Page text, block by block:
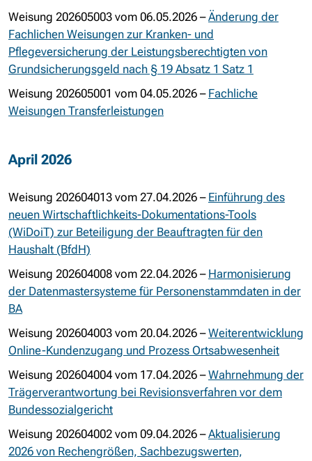
Weisung 202605003 vom 06.05.2026 –Änderung der
Fachlichen Weisungen zur Kranken- und
Pflegeversicherung der Leistungsberechtigten von
Grundsicherungsgeld nach § 19 Absatz 1 Satz 1
Weisung 202605001 vom 04.05.2026 – Fachliche
Weisungen Transferleistungen
April 2026
Weisung 202604013 vom 27.04.2026 – Einführung des
neuen Wirtschaftlichkeits-Dokumentations-Tools
(WiDoiT) zur Beteiligung der Beauftragten für den
Haushalt (BfdH)
Weisung 202604008 vom 22.04.2026 – Harmonisierung
der Datenmastersysteme für Personenstammdaten in der
BA
Weisung 202604003 vom 20.04.2026 –Weiterentwicklung
Online-Kundenzugang und Prozess Ortsabwesenheit
Weisung 202604004 vom 17.04.2026 –Wahrnehmung der
Trägerverantwortung bei Revisionsverfahren vor dem
Bundessozialgericht
Weisung 202604002 vom 09.04.2026 –Aktualisierung
2026 von Rechengrößen, Sachbezugswerten,